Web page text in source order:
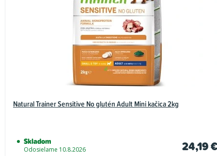
Natural Trainer Sensitive No glutén Adult Mini kačica 2kg
Skladom
Odosielame 10.8.2026 24,19